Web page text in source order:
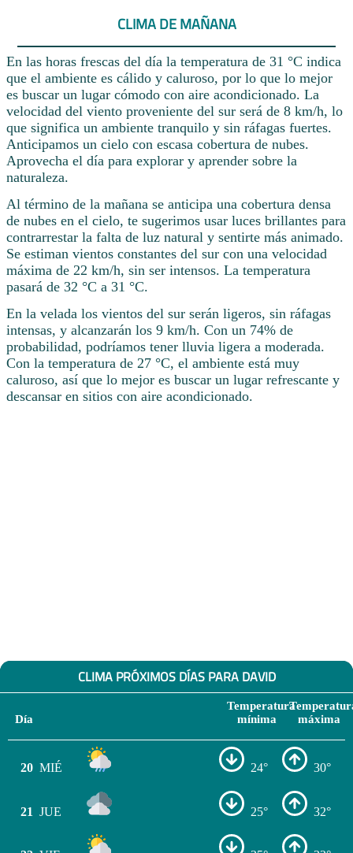
CLIMA DE MAÑANA
En las horas frescas del día la temperatura de 31 °C indica
que el ambiente es cálido y caluroso, por lo que lo mejor
es buscar un lugar cómodo con aire acondicionado. La
velocidad del viento proveniente del sur será de 8 km/h, lo
que significa un ambiente tranquilo y sin ráfagas fuertes.
Anticipamos un cielo con escasa cobertura de nubes.
Aprovecha el día para explorar y aprender sobre la
naturaleza.
Al término de la mañana se anticipa una cobertura densa
de nubes en el cielo, te sugerimos usar luces brillantes para
contrarrestar la falta de luz natural y sentirte más animado.
Se estiman vientos constantes del sur con una velocidad
máxima de 22 km/h, sin ser intensos. La temperatura
pasará de 32 °C a 31 °C.
En la velada los vientos del sur serán ligeros, sin ráfagas
intensas, y alcanzarán los 9 km/h. Con un 74% de
probabilidad, podríamos tener lluvia ligera a moderada.
Con la temperatura de 27 °C, el ambiente está muy
caluroso, así que lo mejor es buscar un lugar refrescante y
descansar en sitios con aire acondicionado.
CLIMA PRÓXIMOS DÍAS PARA DAVID
Día
Temperatura
mínima
máxima
20 MIÉ 24° 30°
21 JUE 25° 32°